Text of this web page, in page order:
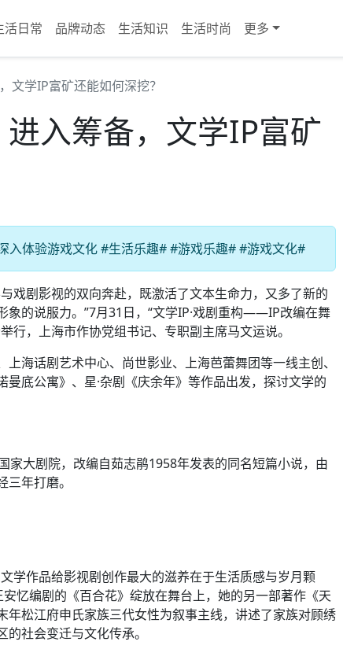
活日常 品牌动态 生活知识 生活时尚 更多
文学IP富矿还能如何深挖？
入筹备，文学IP富矿
入体验游戏文化 #生活乐趣# #游戏乐趣# #游戏文化#
戏剧影视的双向奔赴，既激活了文本生命力，又多了新的
象的说服力。”7月31日，“文学IP·戏剧重构——IP改编在舞
行，上海市作协党组书记、专职副主席马文运说。
海话剧艺术中心、尚世影业、上海芭蕾舞团等一线主创、
底公寓》、星·杂剧《庆余年》等作品出发，探讨文学的
家大剧院，改编自茹志鹃1958年发表的同名短篇小说，由
年打磨。
学作品给影视剧创作最大的滋养在于生活质感与岁月颗
忆编剧的《百合花》绽放在舞台上，她的另一部著作《天
年松江府申氏家族三代女性为叙事主线，讲述了家族对顾绣
社会变迁与文化传承。